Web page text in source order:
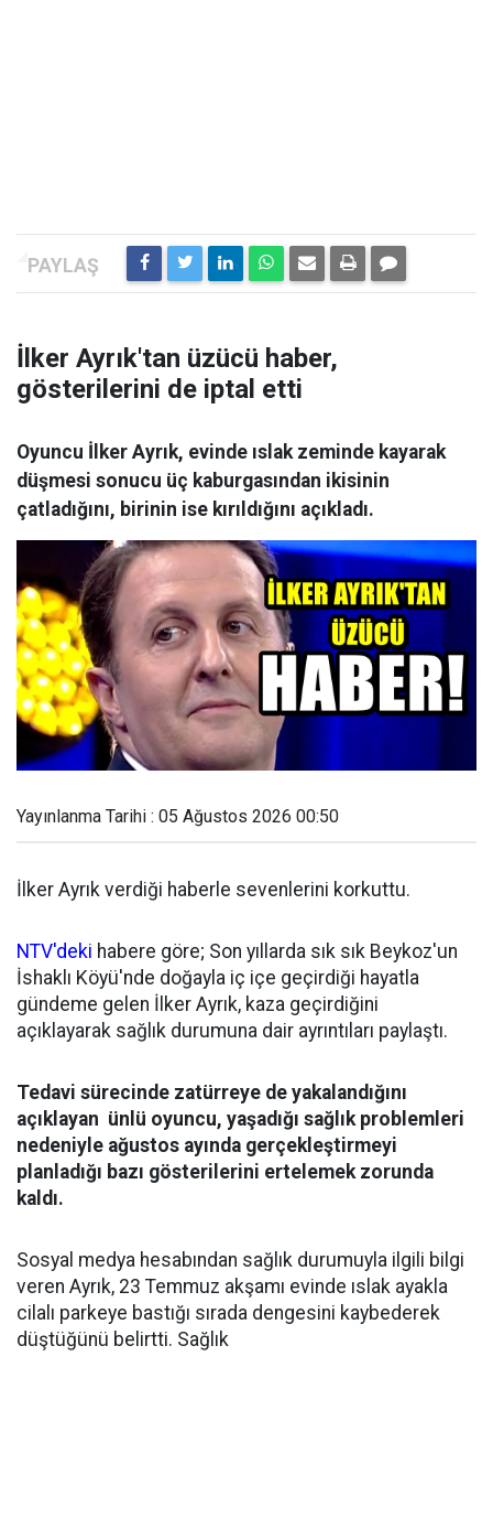
İlker Ayrık'tan üzücü haber,
gösterilerini de iptal etti
Oyuncu İlker Ayrık, evinde ıslak zeminde kayarak
düşmesi sonucu üç kaburgasından ikisinin
çatladığını, birinin ise kırıldığını açıkladı.
Yayınlanma Tarihi : 05 Ağustos 2026 00:50
İlker Ayrık verdiği haberle sevenlerini korkuttu.
NTV'deki habere göre; Son yıllarda sık sık Beykoz'un
İshaklı Köyü'nde doğayla iç içe geçirdiği hayatla
gündeme gelen İlker Ayrık, kaza geçirdiğini
açıklayarak sağlık durumuna dair ayrıntıları paylaştı.
Tedavi sürecinde zatürreye de yakalandığını
açıklayan ünlü oyuncu, yaşadığı sağlık problemleri
nedeniyle ağustos ayında gerçekleştirmeyi
planladığı bazı gösterilerini ertelemek zorunda
kaldı.
Sosyal medya hesabından sağlık durumuyla ilgili bilgi
veren Ayrık, 23 Temmuz akşamı evinde ıslak ayakla
cilalı parkeye bastığı sırada dengesini kaybederek
düştüğünü belirtti. Sağlık